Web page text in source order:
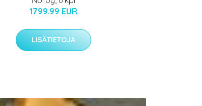
1799.99 EUR
LISÄTIETOJA